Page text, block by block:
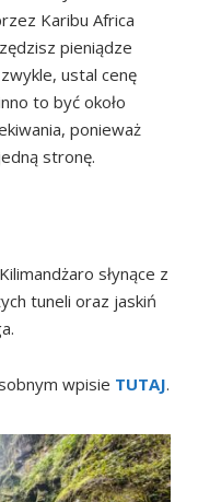
Karibu Africa
pieniądze
ustal cenę
to być około
ponieważ
stronę.
słynące z
tuneli oraz jaskiń
wpisie TUTAJ.